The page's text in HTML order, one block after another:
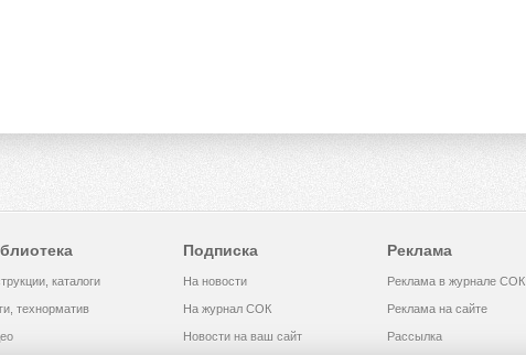
каталоги
технорматив
Подписка
На новости
На журнал СОК
Новости на ваш сайт
Реклама
Реклама в журнале СОК
Реклама на сайте
Рассылка